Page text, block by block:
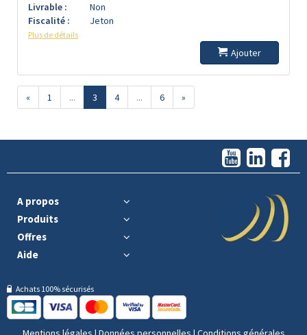
Livrable :
Non
Fiscalité :
Jeton
Plus de détails
Ajouter
« 1 ... 3 4 ... 6 »
A propos
Produits
Offres
Aide
Achats 100% sécurisés